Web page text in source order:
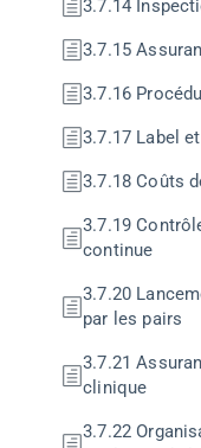
3.7.14
3.7.15
3.7.16
3.7.17 Label
3.7.18 Coûts
3.7.19
continue
3.7.20
par les pairs
3.7.21
clinique
3.7.22